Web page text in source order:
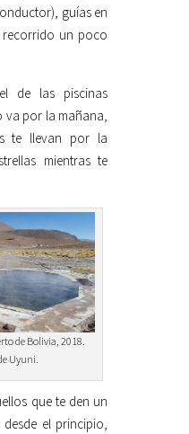
guías en
recorrido un poco
de las piscinas
va por la mañana,
te llevan por la
mientras te
de Bolivia, 2018.
Uyuni.
que te den un
el principio,